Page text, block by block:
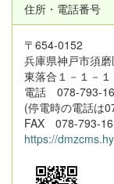
住所・電話番号
〒654-0152
兵庫県神戸市須
東落合１－１－１
電話 078-793-
(停電時の電話は
FAX 078-793-
https://